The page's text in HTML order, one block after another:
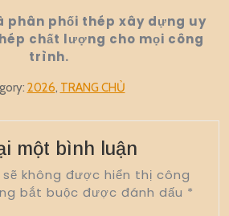
phân phối thép xây dựng uy
chất lượng cho mọi công
trình.
2026, TRANG CHỦ
một bình luận
sẽ không được hiển thị công
bắt buộc được đánh dấu *